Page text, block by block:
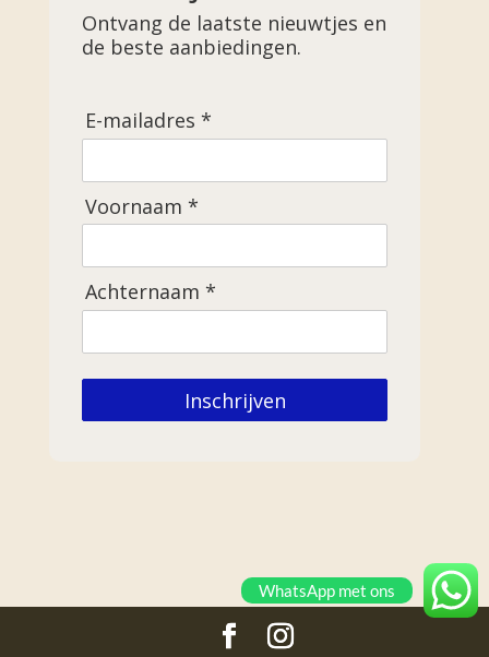
Ontvang de laatste nieuwtjes en
de beste aanbiedingen.
E-mailadres *
Voornaam *
Achternaam *
Inschrijven
WhatsApp met ons